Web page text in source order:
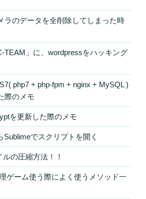
ラのデータを全削除してしまった時
TEAM」に、wordpressをハッキング
php7 + php-fpm + nginx + MySQL )
際のメモ
を更新した際のメモ
でスクリプトを開く
の圧縮方法！！
ゲーム使う際によく使うメソッド一